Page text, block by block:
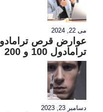
می 22, 2024
عوارض قرص
ترامادول 100 و 200
دسامبر 23, 2023